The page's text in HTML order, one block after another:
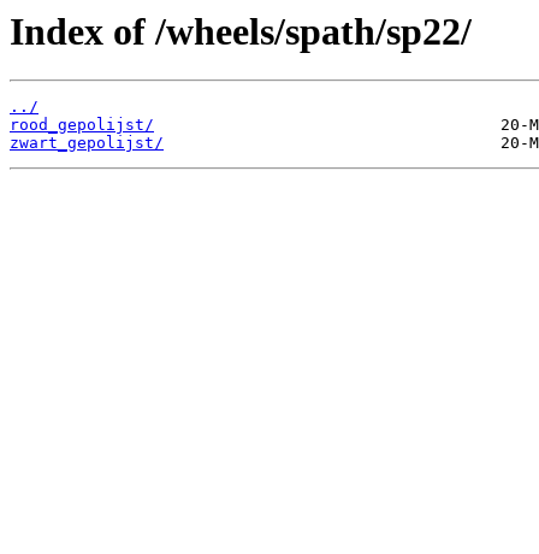
Index of /wheels/spath/sp22/
../
rood_gepolijst/
zwart_gepolijst/